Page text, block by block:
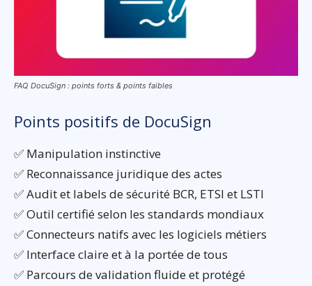
FAQ DocuSign : points forts & points faibles
Points positifs de DocuSign
✅ Manipulation instinctive
✅ Reconnaissance juridique des actes
✅ Audit et labels de sécurité BCR, ETSI et LSTI
✅ Outil certifié selon les standards mondiaux
✅ Connecteurs natifs avec les logiciels métiers
✅ Interface claire et à la portée de tous
✅ Parcours de validation fluide et protégé